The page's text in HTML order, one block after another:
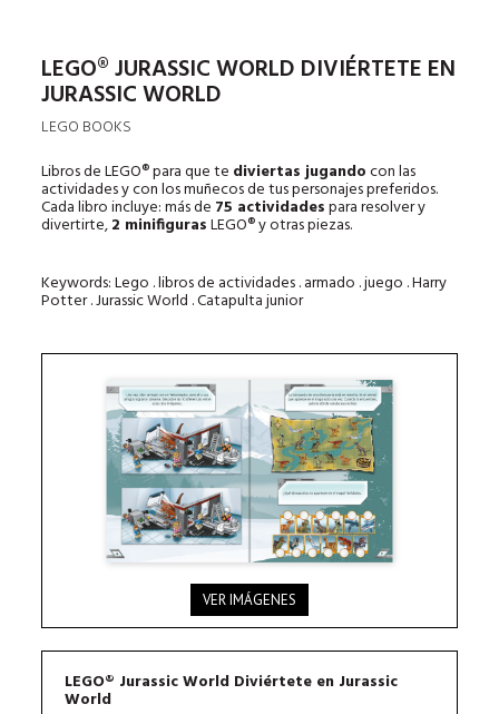
LEGO® JURASSIC WORLD DIVIÉRTETE EN
JURASSIC WORLD
LEGO BOOKS
Libros de LEGO® para que te diviertas jugandocon las
actividades y con los muñecos de tus personajes preferidos.
Cada libro incluye: más de 75 actividadespara resolver y
divertirte,2 minifigurasLEGO® y otras piezas.
Keywords: Lego . libros de actividades . armado . juego . Harry
Potter . Jurassic World . Catapulta junior
VER IMÁGENES
LEGO® Jurassic World Diviértete en Jurassic
World